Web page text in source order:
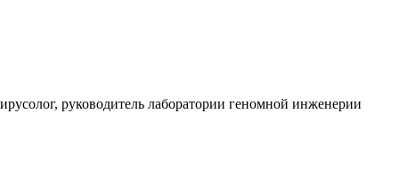
руководитель лаборатории геномной инженерии